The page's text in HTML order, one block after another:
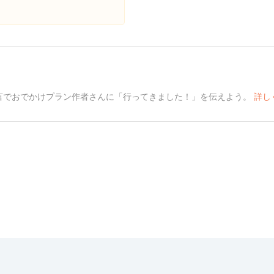
おでかけプラン作者さんに「行ってきました！」を伝えよう。 詳し